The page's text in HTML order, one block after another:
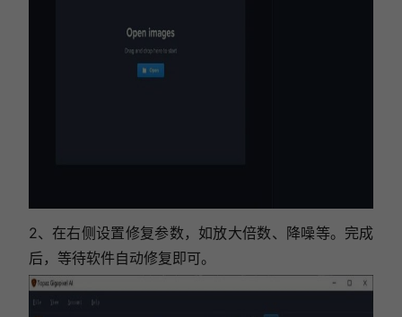
2、在右侧设置修复参数，如放大倍数、降噪等。完成
后，等待软件自动修复即可。